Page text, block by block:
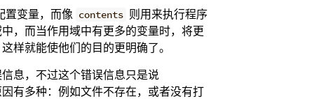
变量，而像 contents 则用来执行程序
，而当作用域中有更多的变量时，将更
样就能使他们的目的更明确了。
息，不过这个错误信息只是说
有多种：例如文件不存在，或者没有打